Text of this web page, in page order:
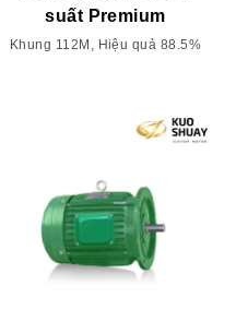
suất Premium
Khung 112M, Hiệu quả 88.5%